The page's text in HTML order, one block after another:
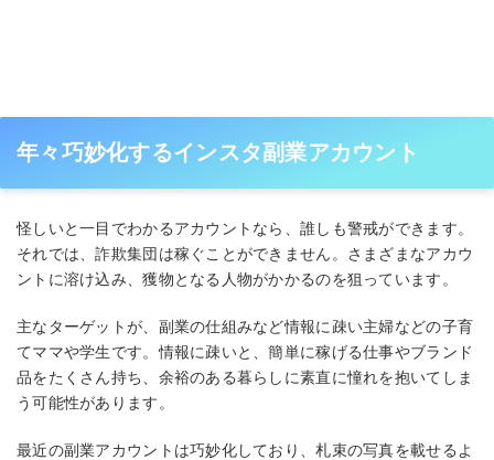
年々巧妙化するインスタ副業アカウント
怪しいと一目でわかるアカウントなら、誰しも警戒ができます。
それでは、詐欺集団は稼ぐことができません。さまざまなアカウ
ントに溶け込み、獲物となる人物がかかるのを狙っています。
主なターゲットが、副業の仕組みなど情報に疎い主婦などの子育
てママや学生です。情報に疎いと、簡単に稼げる仕事やブランド
品をたくさん持ち、余裕のある暮らしに素直に憧れを抱いてしま
う可能性があります。
最近の副業アカウントは巧妙化しており、札束の写真を載せるよ